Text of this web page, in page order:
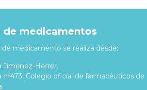
de medicamentos
de medicamento se realiza desde:
Jimenez-Herrer.
nº473, Colegio oficial de farmacéuticos de